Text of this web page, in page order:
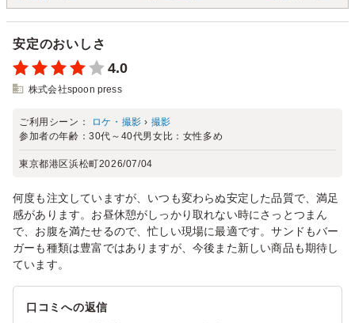
安定のおいしさ
4.0
株式会社spoon press
ご利用シーン： ロケ・撮影 › 撮影
参加者の年齢：30代～40代男女比： 女性多め
東京都港区浜松町2026/07/04
何度も注文していますが、いつも変わらぬ安定した品質で、満足
感があります。お昼休憩がしっかり取れない時にさっとつまん
で、お腹を満たせるので、忙しい現場に最適です。サンドもバー
ガーも種類は豊富ではありますが、今後また新しい商品も期待し
ています。
口コミへの返信